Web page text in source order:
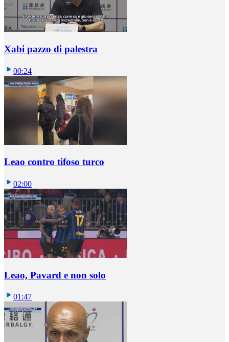
Xabi pazzo di palestra
00:24
Leao contro tifoso turco
02:00
Leao, Pavard e non solo
01:47